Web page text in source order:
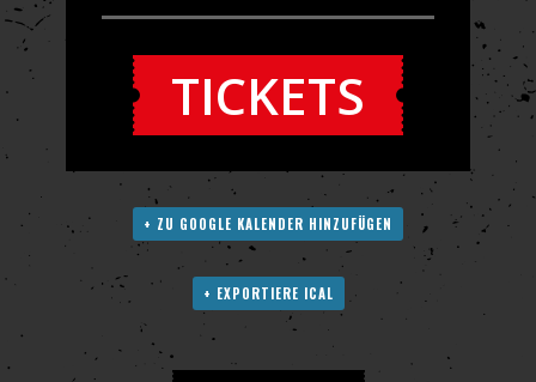
TICKETS
+ ZU GOOGLE KALENDER HINZUFÜGEN
+ EXPORTIERE ICAL